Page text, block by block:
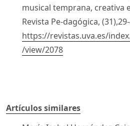
musical temprana, creativa
Revista Pe-dagógica,
https://revistas.uva.es/
/view/2078
Artículos similares